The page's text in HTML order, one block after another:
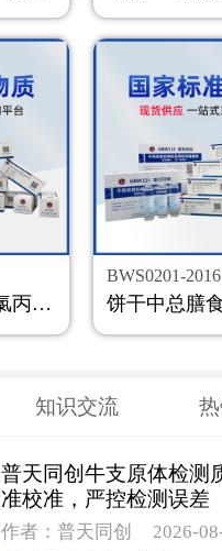
甲醇中1,2,3-三氯丙烷溶液标准物质
BWS0201-2016
知识交流
普天同创牛支原体检测
准校准，严控检测误差
作者：普天同创
2026-